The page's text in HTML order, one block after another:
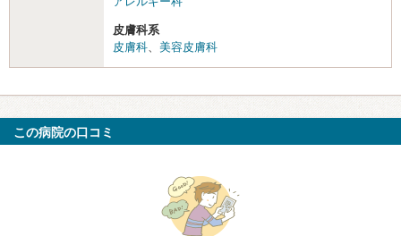
皮膚科系
皮膚科、 美容皮膚科
この病院の口コミ